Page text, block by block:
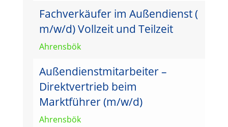
Fachverkäufer im Außendienst (
m/w/d) Vollzeit und Teilzeit
Ahrensbök
Außendienstmitarbeiter –
Direktvertrieb beim
Marktführer (m/w/d)
Ahrensbök